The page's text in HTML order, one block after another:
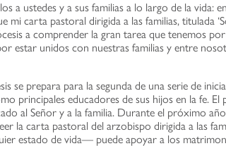
a ustedes y a sus familias a lo largo de la vida:
mi carta pastoral dirigida a las familias, titulada
a comprender la gran tarea que tenemos
estar unidos con nuestras familias y entre
se prepara para la segunda de una serie de
principales educadores de sus hijos en la fe. El
al Señor y a la familia. Durante el próximo
la carta pastoral del arzobispo dirigida a las
estado de vida— puede apoyar a los